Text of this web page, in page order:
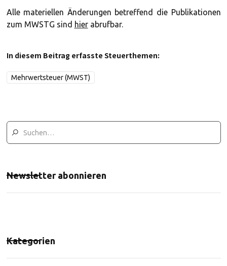
Alle materiellen Änderungen betreffend die Publikationen
zum MWSTG sind hierabrufbar.
In diesem Beitrag erfasste Steuerthemen:
Mehrwertsteuer (MWST)
Newsletter abonnieren
Kategorien